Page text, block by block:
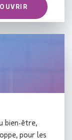
bien-être,
pour les